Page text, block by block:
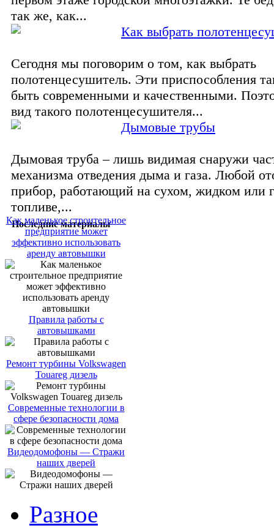
так же, как...
Как выбрать
Сегодня мы поговорим о том, как выбрать
полотенцесушитель. Эти приспособления
быть современными и качественными.
вид такого полотенцесушителя...
Дымовые трубы
Дымовая труба – лишь видимая снаружи
механизма отведения дыма и газа. Любой
прибор, работающий на сухом, жидком или
топливе,...
Последние материалы
Как маленькое строительное
предприятие может
эффективно использовать
аренду автовышки
Правила работы с
автовышками
Ремонт турбины Volkswagen
Touareg дизель
Современные технологии в
сфере безопасности дома
Видеодомофоны — Стражи
наших дверей
Разное